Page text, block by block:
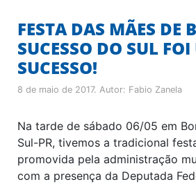
FESTA DAS MÃES DE
SUCESSO DO SUL
SUCESSO!
8 de maio de 2017. Autor: Fabio Zanela
Na tarde de sábado 06/05 em
Sul-PR, tivemos a tradicional
promovida pela administração
com a presença da Deputada